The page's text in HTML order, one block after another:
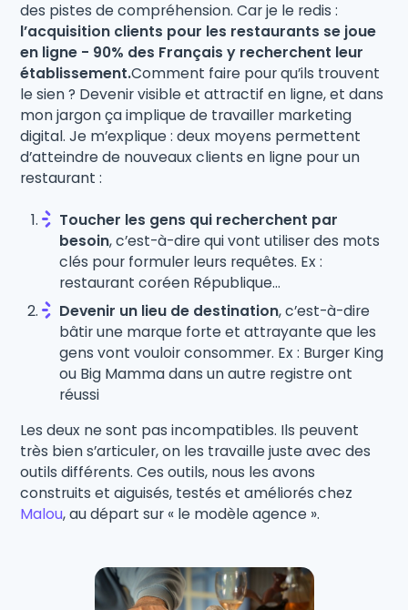
des pistes de compréhension. Car je le redis :
l’acquisition clients pour les restaurants se joue
en ligne - 90% des Français y recherchent leur
établissement.Comment faire pour qu’ils trouvent
le sien ? Devenir visible et attractif en ligne, et dans
mon jargon ça implique de travailler marketing
digital. Je m’explique : deux moyens permettent
d’atteindre de nouveaux clients en ligne pour un
restaurant :
Toucher les gens qui recherchent par
besoin, c’est-à-dire qui vont utiliser des mots
clés pour formuler leurs requêtes. Ex :
restaurant coréen République…
Devenir un lieu de destination, c’est-à-dire
bâtir une marque forte et attrayante que les
gens vont vouloir consommer. Ex : Burger King
ou Big Mamma dans un autre registre ont
réussi
Les deux ne sont pas incompatibles. Ils peuvent
très bien s’articuler, on les travaille juste avec des
outils différents. Ces outils, nous les avons
construits et aiguisés, testés et améliorés chez
Malou, au départ sur « le modèle agence ».